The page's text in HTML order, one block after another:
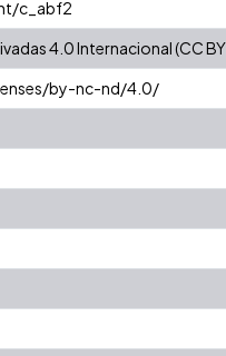
c_abf2
4.0 Internacional (CC
by-nc-nd/4.0/